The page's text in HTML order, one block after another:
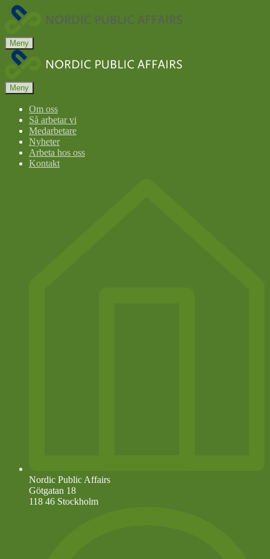
Nordic
Public
Meny
Nordic
Public
Meny
Om oss
Så arbetar vi
Medarbetare
Nyheter
Arbeta hos oss
Kontakt
Nordic Public Affairs
Götgatan 18
118 46 Stockholm